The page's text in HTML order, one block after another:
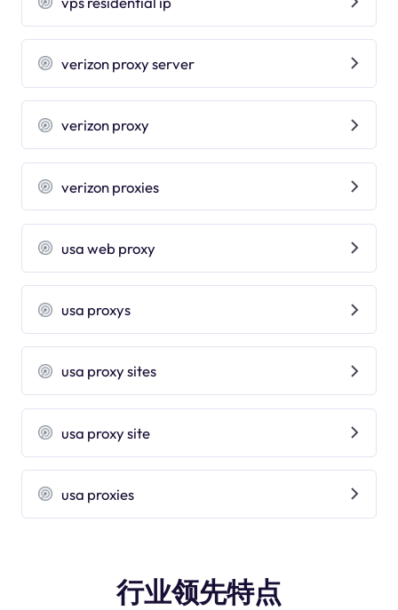
verizon proxy server
verizon proxy
verizon proxies
usa web proxy
usa proxys
usa proxy sites
usa proxy site
usa proxies
行业领先特点